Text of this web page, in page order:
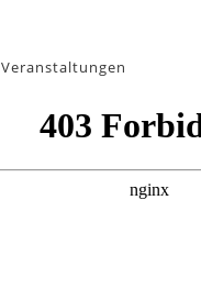
Veranstaltungen